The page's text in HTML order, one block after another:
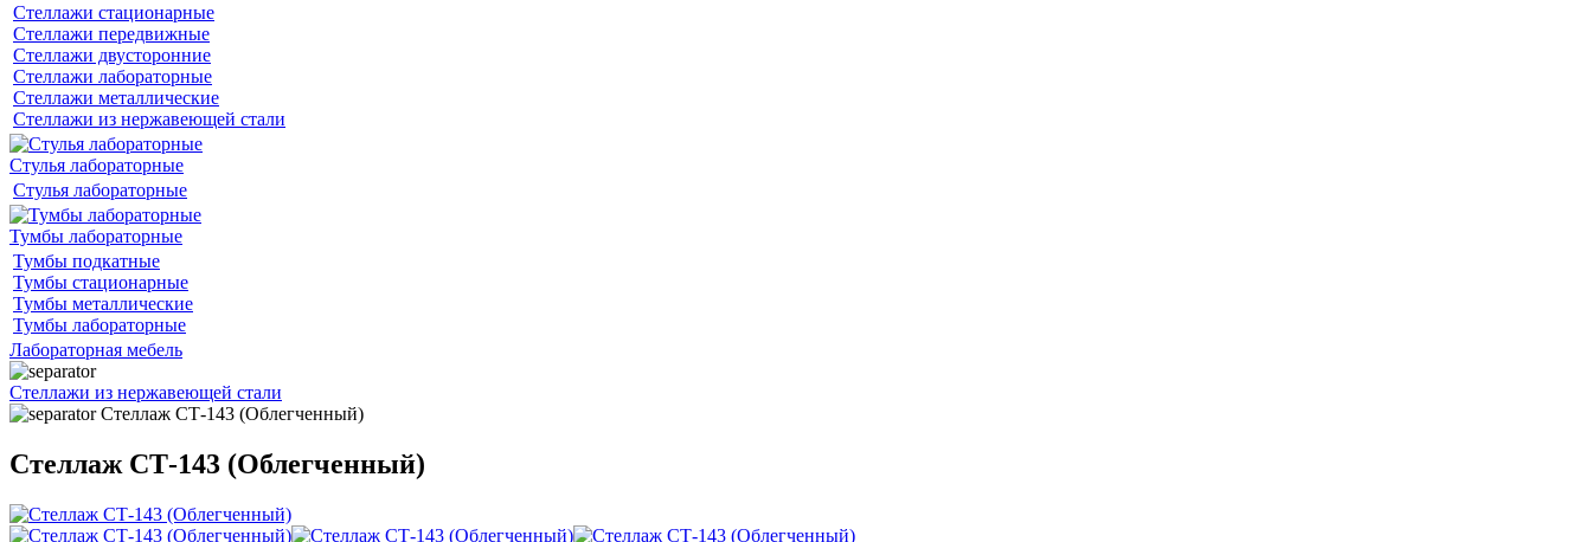
Стеллажи стационарные
Стеллажи передвижные
Стеллажи двусторонние
Стеллажи лабораторные
Стеллажи металлические
Стеллажи из нержавеющей стали
Стулья лабораторные
Стулья лабораторные
Тумбы лабораторные
Тумбы подкатные
Тумбы стационарные
Тумбы металлические
Тумбы лабораторные
Лабораторная мебель
Стеллажи из нержавеющей стали
Стеллаж СТ-143 (Облегченный)
Стеллаж СТ-143 (Облегченный)